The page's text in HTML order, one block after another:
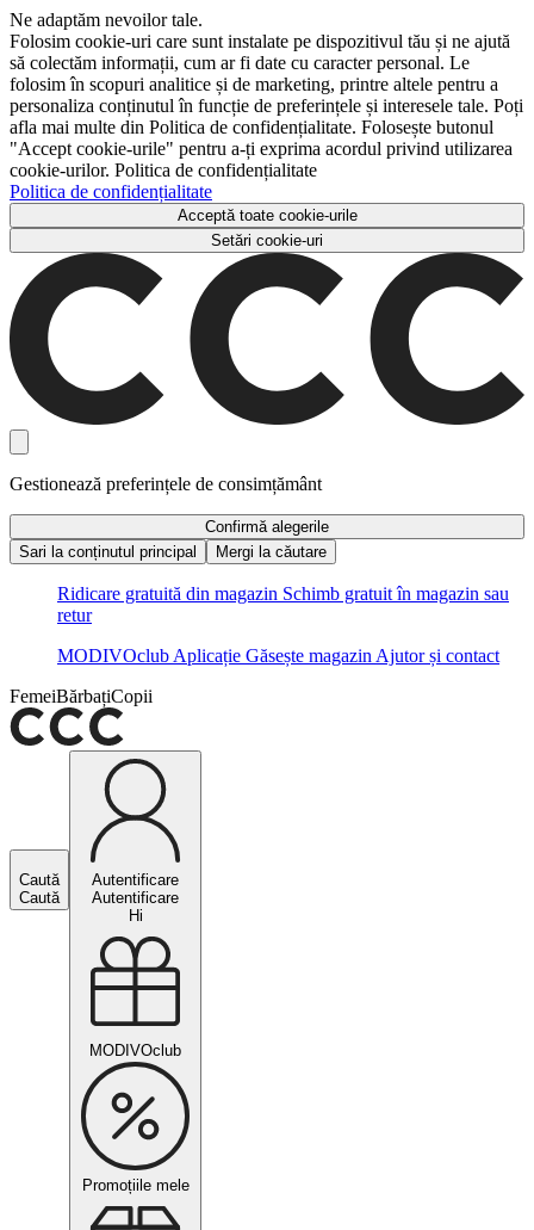
Ne adaptăm nevoilor tale.
Folosim cookie-uri care sunt instalate pe dispozitivul tău și ne ajută
să colectăm informații, cum ar fi date cu caracter personal. Le
folosim în scopuri analitice și de marketing, printre altele pentru a
personaliza conținutul în funcție de preferințele și interesele tale. Poți
afla mai multe din Politica de confidențialitate. Folosește butonul
"Accept cookie-urile" pentru a-ți exprima acordul privind utilizarea
cookie-urilor. Politica de confidențialitate
Politica de confidențialitate
Acceptă toate cookie-urile
Setări cookie-uri
Gestionează preferințele de consimțământ
Confirmă alegerile
Sari la conținutul principal
Mergi la căutare
Ridicare gratuită din magazin Schimb gratuit în magazin sau
retur
MODIVOclub Aplicație Găsește magazin Ajutor și contact
FemeiBărbațiCopii
Caută
Caută
Autentificare
Autentificare
Hi
MODIVOclub
Promoțiile mele